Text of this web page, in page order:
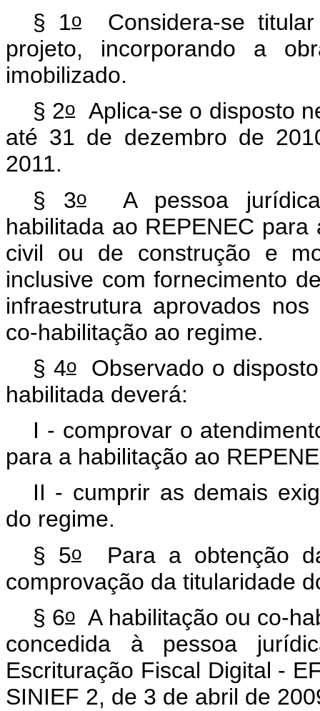
§ 1oConsidera-se titular
projeto, incorporando a
imobilizado.
§ 2oAplica-se o disposto
até 31 de dezembro de
2011.
§ 3o
A pessoa jurídica
habilitada ao REPENEC
civil ou de construção e
inclusive com fornecimento
infraestrutura aprovados
co-habilitação ao regime.
§ 4oObservado o
habilitada deverá:
I - comprovar o
para a habilitação ao
II - cumprir as demais
do regime.
§ 5oPara a obtenção da
comprovação da titularidade
§ 6o A habilitação ou co-
concedida à pessoa
Escrituração Fiscal Digital -
SINIEF 2, de 3 de abril de